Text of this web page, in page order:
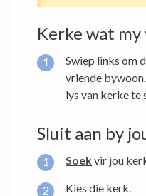
Kerke wat
Swiep links om
vriende
lys van kerke te
Sluit aan by
Soekvir jou
Kies die kerk.